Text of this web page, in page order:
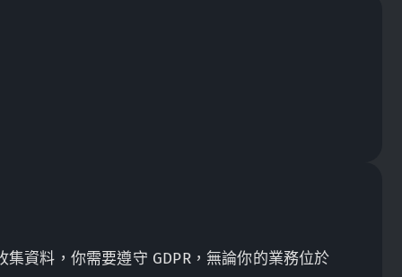
資料，你需要遵守 GDPR，無論你的業務位於